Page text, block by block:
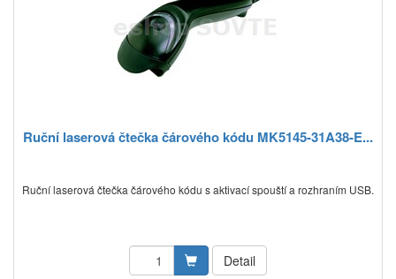
Ruční laserová čtečka čárového kódu MK5145-31A38-E...
Ruční laserová čtečka čárového kódu s aktivací spouští a rozhraním USB.
Detail